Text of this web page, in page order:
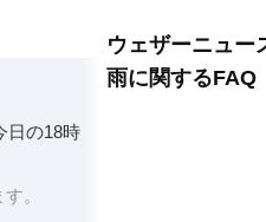
日の18時
。
ウェザーニュー
雨に関するFAQ